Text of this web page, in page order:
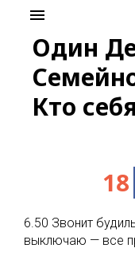
content
menu
Один
Кто
18
6.50 Звонит
выключаю — все